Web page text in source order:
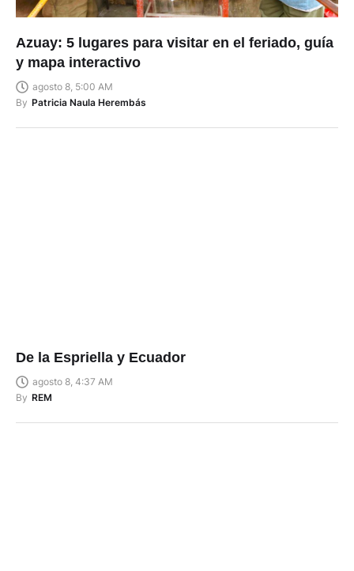
Azuay: 5 lugares para visitar en el feriado, guía
y mapa interactivo
agosto 8, 5:00 AM
By Patricia Naula Herembás
De la Espriella y Ecuador
agosto 8, 4:37 AM
By REM